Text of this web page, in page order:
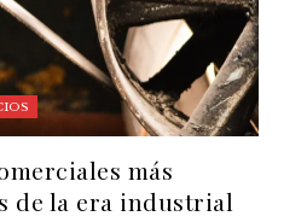
más
de la era industrial